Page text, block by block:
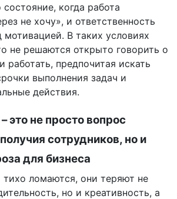
когда работа
не хочу», и ответственность
мотивацией. В таких условиях
не решаются открыто говорить о
работать, предпочитая искать
выполнения задач и
действия.
это не просто вопрос
сотрудников, но и
для бизнеса
тихо ломаются, они теряют не
но и креативность, а